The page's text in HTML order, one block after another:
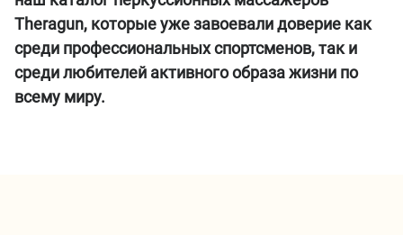
Theragun, которые уже завоевали доверие как
среди профессиональных спортсменов, так и
среди любителей активного образа жизни по
всему миру.